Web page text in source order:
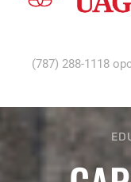
(787) 288-1118